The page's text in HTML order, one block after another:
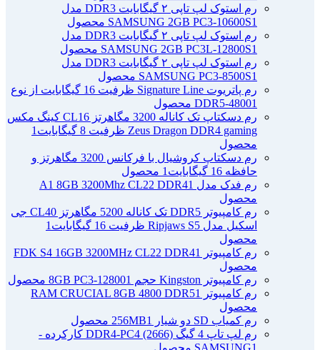
رم استوک لپ تاپی ۲ گیگابایت DDR3 مدل
SAMSUNG 2GB PC3-10600S1 محصول
رم استوک لپ تاپی ۲ گیگابایت DDR3 مدل
SAMSUNG 2GB PC3L-12800S1 محصول
رم استوک لپ تاپی ۲ گیگابایت DDR3 مدل
SAMSUNG PC3-8500S1 محصول
رم پاتریوت Signature Line ظرفیت 16 گیگابایت از نوع
DDR5-48001 محصول
رم دسکتاپ تک کاناله 3200 مگاهرتز CL16 کینگ مکس
Zeus Dragon DDR4 gaming ظرفیت 8 گیگابایت
1
محصول
رم دسکتاپ کروشیال با فرکانس 3200 مگاهرتز و
حافظه 16 گیگابایت
1 محصول
رم فدک مدل A1 8GB 3200Mhz CL22 DDR4 1
محصول
رم کامپیوتر DDR5 تک کاناله 5200 مگاهرتز CL40 جی
اسکیل مدل Ripjaws S5 ظرفیت 16 گیگابایت
1
محصول
رم کامپیوتر FDK S4 16GB 3200MHz CL22 DDR4
1
محصول
رم کامپیوتر Kingston حجم 8GB PC3-12800
1 محصول
رم کامپیوتر RAM CRUCIAL 8GB 4800 DDR5
1
محصول
رم کمیاب SD دو شیار 256MB
1 محصول
رم لپ تاپ 4 گیگ DDR4-PC4 (2666) کارکرده -
SAMSUNG1 محصول